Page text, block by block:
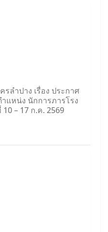
ลำปาง เรื่อง ประกาศ
แหน่ง นักการภารโรง
– 17 ก.ค. 2569